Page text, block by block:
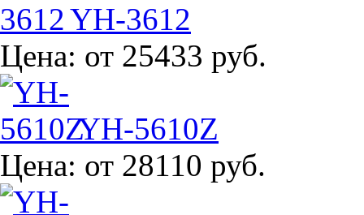
YH-3612
Цена: от 25433 руб.
YH-5610Z
Цена: от 28110 руб.